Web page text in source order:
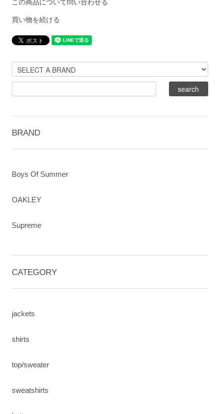
この商品について問い合わせる
買い物を続ける
BRAND
Boys Of Summer
OAKLEY
Supreme
CATEGORY
jackets
shirts
top/sweater
sweatshirts